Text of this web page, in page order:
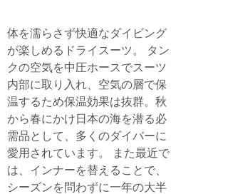
体を濡らさず快適なダイビング
が楽しめるドライスーツ。 タン
クの空気を中圧ホースでスーツ
内部に取り入れ、空気の層で保
温するため保温効果は抜群。秋
から春にかけ日本の海を潜る必
需品として、多くのダイバーに
愛用されています。 また最近で
は、インナーを替えることで、
シーズンを問わずに一年の大半